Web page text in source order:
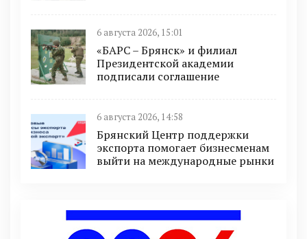
6 августа 2026, 15:01
«БАРС – Брянск» и филиал
Президентской академии
подписали соглашение
6 августа 2026, 14:58
Брянский Центр поддержки
экспорта помогает бизнесменам
выйти на международные рынки